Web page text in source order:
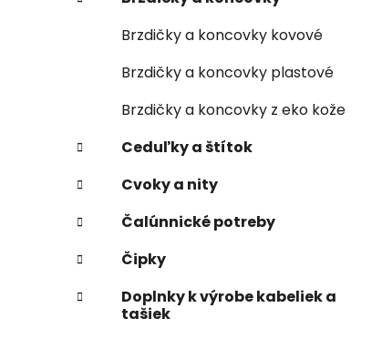
Brzdičky a koncovky kovové
Brzdičky a koncovky plastové
Brzdičky a koncovky z eko kože
Ceduľky a štítok
Cvoky a nity
Čalúnnické potreby
Čipky
Doplnky k výrobe kabeliek a
tašiek